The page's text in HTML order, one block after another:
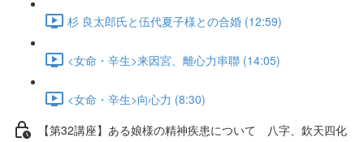
杉 良太郎氏と伍代夏子様との合婚 (12:59)
<女命・辛生>来因宮、離心力串聯 (14:05)
<女命・辛生>向心力 (8:30)
【第32講座】ある娘様の精神疾患について 八字、欽天四化